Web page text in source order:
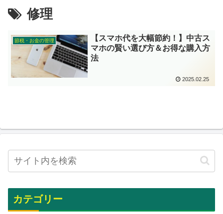
修理
節税・お金の管理
【スマホ代を大幅節約！】中古ス
マホの賢い選び方＆お得な購入方
法
2025.02.25
カテゴリー